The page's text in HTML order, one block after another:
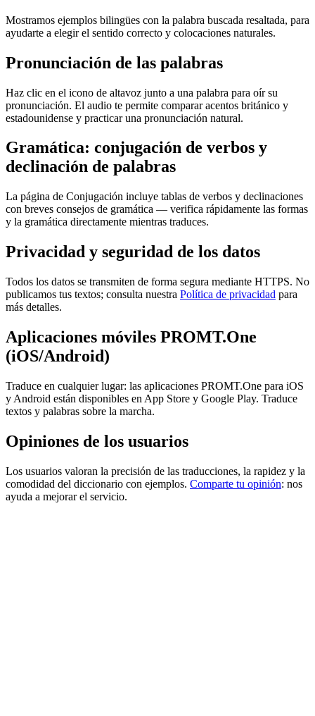
Mostramos ejemplos bilingües con la palabra buscada resaltada, para
ayudarte a elegir el sentido correcto y colocaciones naturales.
Pronunciación de las palabras
Haz clic en el icono de altavoz junto a una palabra para oír su
pronunciación. El audio te permite comparar acentos británico y
estadounidense y practicar una pronunciación natural.
Gramática: conjugación de verbos y
declinación de palabras
La página de Conjugación incluye tablas de verbos y declinaciones
con breves consejos de gramática — verifica rápidamente las formas
y la gramática directamente mientras traduces.
Privacidad y seguridad de los datos
Todos los datos se transmiten de forma segura mediante HTTPS. No
publicamos tus textos; consulta nuestra Política de privacidad para
más detalles.
Aplicaciones móviles PROMT.One
(iOS/Android)
Traduce en cualquier lugar: las aplicaciones PROMT.One para iOS
y Android están disponibles en App Store y Google Play. Traduce
textos y palabras sobre la marcha.
Opiniones de los usuarios
Los usuarios valoran la precisión de las traducciones, la rapidez y la
comodidad del diccionario con ejemplos. Comparte tu opinión: nos
ayuda a mejorar el servicio.